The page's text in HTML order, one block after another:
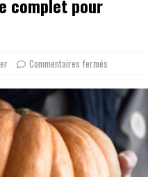
complet pour
Commentaires fermés